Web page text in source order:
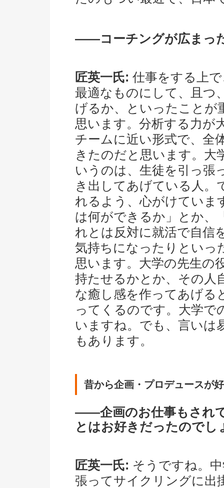
――コーチングが広まっ
匠英一氏: 仕事をする上
最適なものにして、且つ
げるか、といったことが
思います。分析する力が
チームに近い形式で、全
きたのだと思います。大
いうのは、生徒を引っ張
き出してあげている人。
れるよう、心がけていま
は何ができるか」とか、
れとは反対に就活で自信
気持ちになったりといっ
思います。大学の先生の
持たせるかとか、その人
な癒し感を作ってあげる
ってくるのです。大学で
いますね。でも、言いは
もあります。
昔から企画・プロデュースが
――企画のお仕事もされ
とはお好きだったのでし
匠英一氏: そうですね。
張ってサイクリングに出